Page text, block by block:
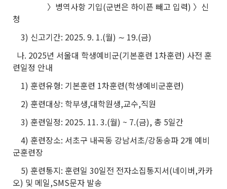
〉병역사항 기입(군번은 하이픈 빼고 입력) 〉신
청
3) 신고기간: 2025. 9. 1.(월) ∼ 19.(금)
나. 2025년 서울대 학생예비군(기본훈련 1차훈련) 사전 훈
련일정 안내
1) 훈련유형: 기본훈련 1차훈련(학생예비군훈련)
2) 훈련대상: 학부생,대학원생,교수,직원
3) 훈련일정: 2025. 11. 3.(월) ~ 7.(금), 총 5일간
4) 훈련장소: 서초구 내곡동 강남서초/강동송파 2개 예비
군훈련장
5) 훈련통지: 훈련일 30일전 전자소집통지서(네이버,카카
오) 및 메일,SMS문자 발송